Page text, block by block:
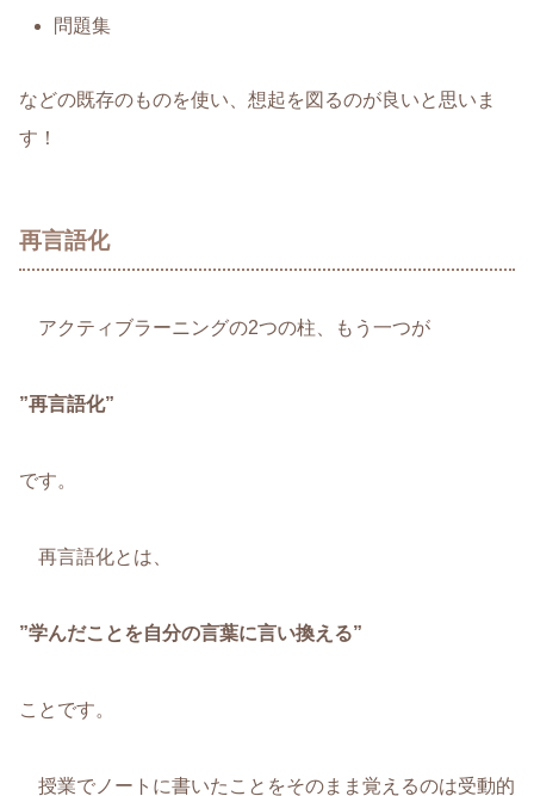
問題集
などの既存のものを使い、想起を図るのが良いと思いま
す！
再言語化
アクティブラーニングの2つの柱、もう一つが
”再言語化”
です。
再言語化とは、
”学んだことを自分の言葉に言い換える”
ことです。
授業でノートに書いたことをそのまま覚えるのは受動的